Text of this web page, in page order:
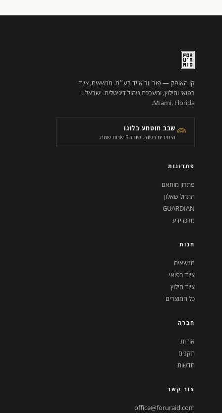
קו האופק — פור יור אייד בע״מ. מנשאים, ציוד
רפואי וחילוץ, ומערכת ניהול דיגיטלית. ישראל +
Miami, Florida.
שבב מוטמע בלוגו
היחידים בשוק. שורד 5 שנות שטח.
פתרונות
פתרון מותאם
התחל שאלון
GUARDIAN
מרכז ידע
חנות
מנשאים
ציוד רפואי
ציוד חילוץ
כל המוצרים
חברה
אודות
תקנים
חדשות
צור קשר
office@foruraid.com